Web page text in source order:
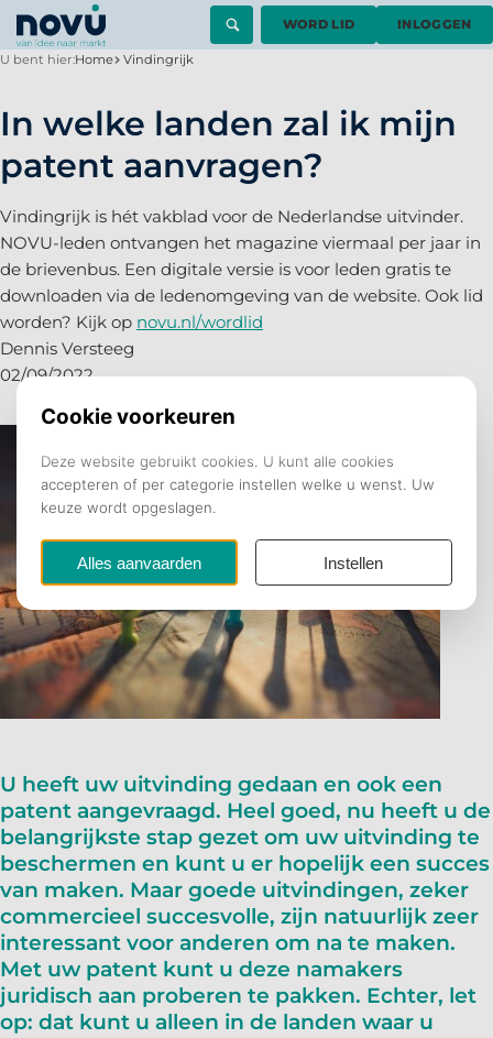
WORD LID INLOGGEN
U bent hier:Home Vindingrijk
In welke landen zal ik mijn
patent aanvragen?
Vindingrijk is hét vakblad voor de Nederlandse uitvinder.
NOVU-leden ontvangen het magazine viermaal per jaar in
de brievenbus. Een digitale versie is voor leden gratis te
downloaden via de ledenomgeving van de website. Ook lid
worden? Kijk op novu.nl/wordlid
Dennis Versteeg
02/09/2022
U heeft uw uitvinding gedaan en ook een
patent aangevraagd. Heel goed, nu heeft u de
belangrijkste stap gezet om uw uitvinding te
beschermen en kunt u er hopelijk een succes
van maken. Maar goede uitvindingen, zeker
commercieel succesvolle, zijn natuurlijk zeer
interessant voor anderen om na te maken.
Met uw patent kunt u deze namakers
juridisch aan proberen te pakken. Echter, let
op: dat kunt u alleen in de landen waar u